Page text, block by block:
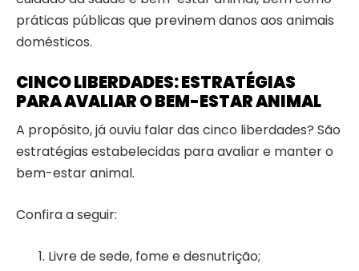
práticas públicas que previnem danos aos animais
domésticos.
CINCO LIBERDADES: ESTRATÉGIAS
PARA AVALIAR O BEM-ESTAR ANIMAL
A propósito, já ouviu falar das cinco liberdades? São
estratégias estabelecidas para avaliar e manter o
bem-estar animal.
Confira a seguir:
Livre de sede, fome e desnutrição;